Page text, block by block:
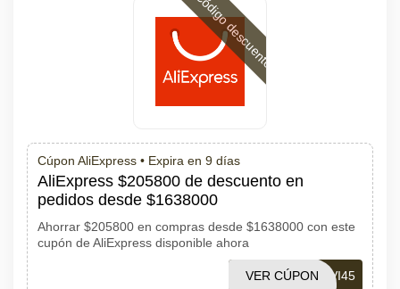
Código descuento
Cúpon AliExpress • Expira en 9 días
AliExpress $205800 de descuento en
pedidos desde $1638000
Ahorrar $205800 en compras desde $1638000 con este
cupón de AliExpress disponible ahora
SCVI45
VER CÚPON